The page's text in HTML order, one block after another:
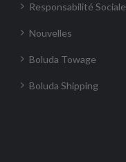
Responsabilité Sociale
Nouvelles
Boluda Towage
Boluda Shipping